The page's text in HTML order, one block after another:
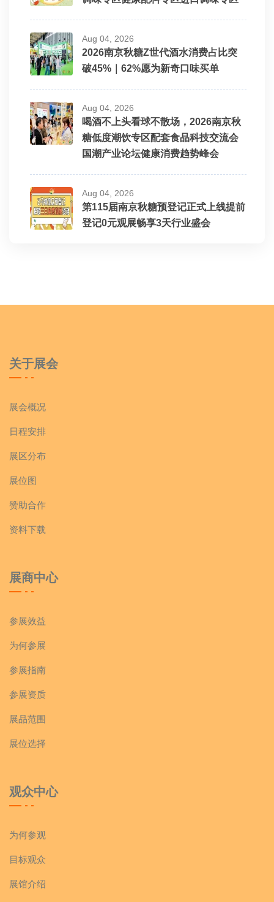
Aug 04, 2026
2026南京秋糖Z世代酒水消费占比突
破45%｜62%愿为新奇口味买单
Aug 04, 2026
喝酒不上头看球不散场，2026南京秋
糖低度潮饮专区配套食品科技交流会
国潮产业论坛健康消费趋势峰会
Aug 04, 2026
第115届南京秋糖预登记正式上线提前
登记0元观展畅享3天行业盛会
关于展会
展会概况
日程安排
展区分布
展位图
赞助合作
资料下载
展商中心
参展效益
为何参展
参展指南
参展资质
展品范围
展位选择
观众中心
为何参观
目标观众
展馆介绍